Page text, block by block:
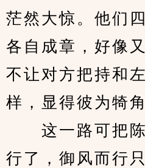
茫然大惊。他们
各自成章，好像
不让对方把持和
样，显得彼为犄
这一路可把陈
行了，御风而行